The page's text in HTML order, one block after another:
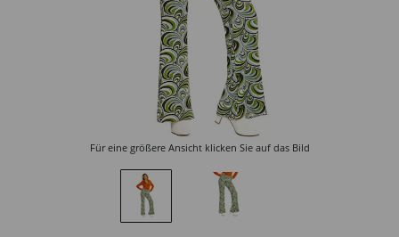
Für eine größere Ansicht klicken Sie auf das Bild